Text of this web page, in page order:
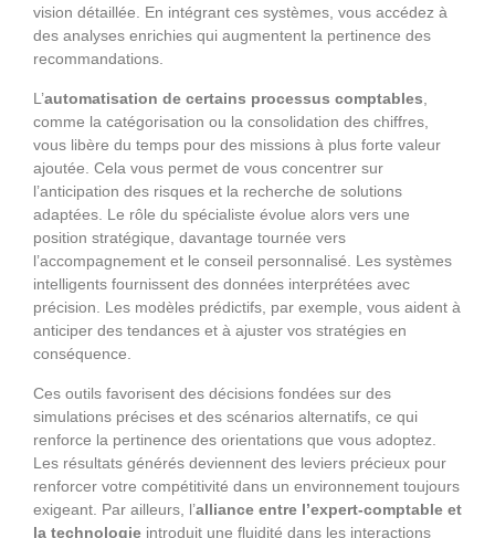
vision détaillée. En intégrant ces systèmes, vous accédez à
des analyses enrichies qui augmentent la pertinence des
recommandations.
L’automatisation de certains processus comptables,
comme la catégorisation ou la consolidation des chiffres,
vous libère du temps pour des missions à plus forte valeur
ajoutée. Cela vous permet de vous concentrer sur
l’anticipation des risques et la recherche de solutions
adaptées. Le rôle du spécialiste évolue alors vers une
position stratégique, davantage tournée vers
l’accompagnement et le conseil personnalisé. Les systèmes
intelligents fournissent des données interprétées avec
précision. Les modèles prédictifs, par exemple, vous aident à
anticiper des tendances et à ajuster vos stratégies en
conséquence.
Ces outils favorisent des décisions fondées sur des
simulations précises et des scénarios alternatifs, ce qui
renforce la pertinence des orientations que vous adoptez.
Les résultats générés deviennent des leviers précieux pour
renforcer votre compétitivité dans un environnement toujours
exigeant. Par ailleurs, l’alliance entre l’expert-comptable et
la technologie introduit une fluidité dans les interactions